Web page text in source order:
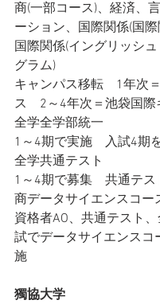
商(一部コース)、経済、
ーション、国際関係(国際
国際関係(イングリッシ
グラム)
キャンパス移転　1年次
ス　2～4年次＝池袋国際
全学全学部統一
1～4期で実施　入試4期
全学共通テスト
1～4期で募集　共通テ
商データサイエンスコー
資格者AO、共通テスト
試でデータサイエンスコ
施
獨協大学